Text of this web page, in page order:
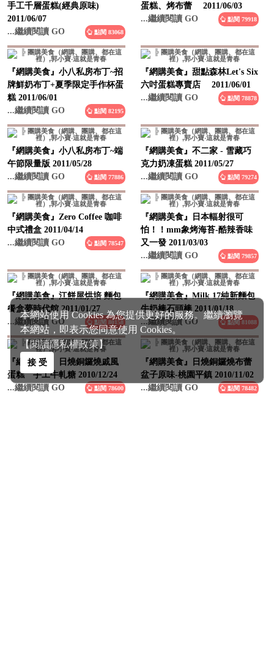
本網站使用 Cookies 為您提供更好的服務。繼續瀏覽
本網站，即表示您同意使用 Cookies。
【閱讀隱私權政策】
接 受
2011/06/07
...繼續閱讀 GO
點閱 83068
...繼續閱讀 GO
點閱 79918
『網購美食』小八私房布丁~招
牌鮮奶布丁+夏季限定手作杯蛋
糕 2011/06/01
...繼續閱讀 GO
點閱 82195
『網購美食』甜點森林Let's Six
六吋蛋糕專賣店 2011/06/01
...繼續閱讀 GO
點閱 78878
『網購美食』小八私房布丁~端
午節限量版 2011/05/28
...繼續閱讀 GO
點閱 77886
『網購美食』不二家 - 雪藏巧
克力奶凍蛋糕 2011/05/27
...繼續閱讀 GO
點閱 79274
『網購美食』Zero Coffee 咖啡
中式禮盒 2011/04/14
...繼續閱讀 GO
點閱 78547
『網購美食』日本輻射很可
怕！！mm象烤海苔-酷辣香味
又一發 2011/03/03
...繼續閱讀 GO
點閱 79857
『網購美食』江餅屋烘培 麵包
餐盒夢時代館 2011/01/27
...繼續閱讀 GO
點閱 80158
『網購美食』Milk 17純新麵包
牛奶棒石頭棒 2011/01/18
...繼續閱讀 GO
點閱 81088
『網購美食』日燒銅鑼燒戚風
蛋糕 手工牛軋糖 2010/12/24
...繼續閱讀 GO
點閱 78600
『網購美食』日燒銅鑼燒布蕾
盆子原味-桃園平鎮 2010/11/02
...繼續閱讀 GO
點閱 78482